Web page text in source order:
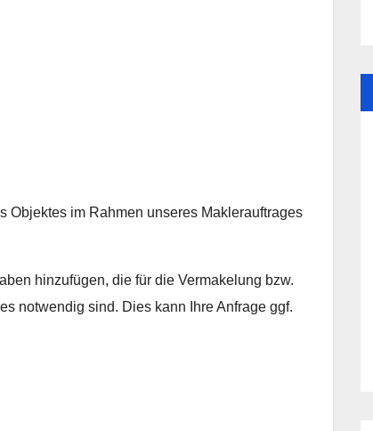
Objektes im Rahmen unseres Maklerauftrages
hinzufügen, die für die Vermakelung bzw.
notwendig sind. Dies kann Ihre Anfrage ggf.